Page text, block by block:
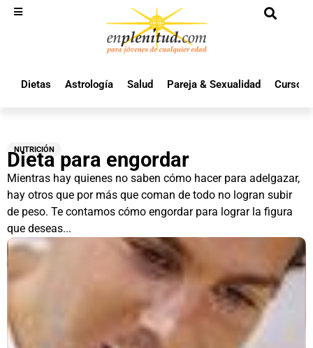
Dietas Astrología Salud Pareja & Sexualidad Cursos
NUTRICIÓN
Dieta para engordar
Mientras hay quienes no saben cómo hacer para adelgazar,
hay otros que por más que coman de todo no logran subir
de peso. Te contamos cómo engordar para lograr la figura
que deseas...